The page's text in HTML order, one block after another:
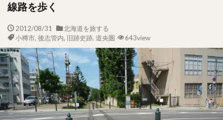
線路を歩く
2012/08/31
北海道を旅する
小樽市, 後志管内, 旧跡史跡, 道央圏 643view